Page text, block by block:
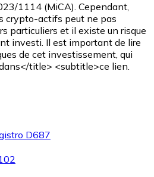
1114 (MiCA). Cependant,
crypto-actifs peut ne pas
particuliers et il existe un risque
investi. Il est important de lire
de cet investissement, qui
title> <subtitle>ce lien.
D687